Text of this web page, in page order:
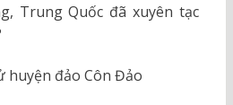
Trung Quốc đã xuyên tạc
huyện đảo Côn Đảo